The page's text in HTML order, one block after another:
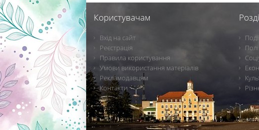
Користувачам
Вхід на сайт
Реєстрація
Правила користування
Умови використання матеріалів
Рекламодавцям
Контакти